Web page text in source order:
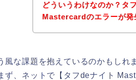
どういうわけなのか？タ
Mastercardのエラーが発
風な課題を抱えているのかもしれ
ず、ネットで【タフdeナイト